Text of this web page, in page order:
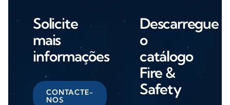
Solicite
mais
informações
CONTACTE-
NOS
Descarregue
o
catálogo
Fire &
Safety